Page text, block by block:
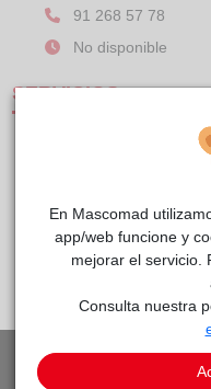
91 268 57 78
No disponible
SERVICIOS
CLÍNICAS
MEDIOS DE
PEDIR CITA
En Mascomad
app/web funcione y
mejorar el servicio.
Consulta nuestra